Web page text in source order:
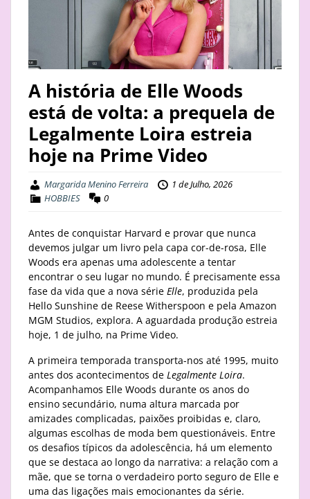
A história de Elle Woods
está de volta: a prequela de
Legalmente Loira estreia
hoje na Prime Video
Margarida Menino Ferreira
1 de Julho, 2026
HOBBIES
0
Antes de conquistar Harvard e provar que nunca
devemos julgar um livro pela capa cor-de-rosa, Elle
Woods era apenas uma adolescente a tentar
encontrar o seu lugar no mundo. É precisamente essa
fase da vida que a nova série Elle, produzida pela
Hello Sunshine de Reese Witherspoon e pela Amazon
MGM Studios, explora. A aguardada produção estreia
hoje, 1 de julho, na Prime Video.
A primeira temporada transporta-nos até 1995, muito
antes dos acontecimentos de Legalmente Loira.
Acompanhamos Elle Woods durante os anos do
ensino secundário, numa altura marcada por
amizades complicadas, paixões proibidas e, claro,
algumas escolhas de moda bem questionáveis. Entre
os desafios típicos da adolescência, há um elemento
que se destaca ao longo da narrativa: a relação com a
mãe, que se torna o verdadeiro porto seguro de Elle e
uma das ligações mais emocionantes da série.
BUSINESS
ABOUT